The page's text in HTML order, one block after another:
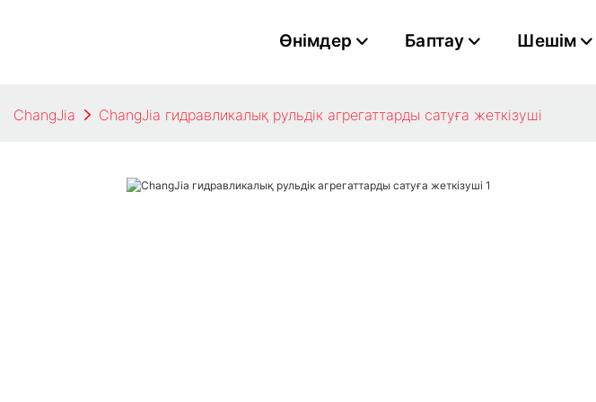
Өнімдер Баптау Шешім
ChangJia ChangJia гидравликалық рульдік агрегаттарды сатуға жеткізуші